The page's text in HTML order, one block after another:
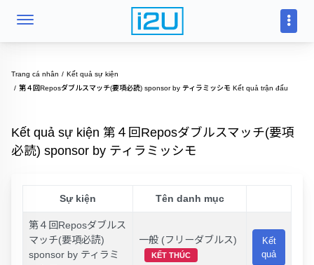
Trang cá nhân
Kết quả sự kiện
第４回Reposダブルスマッチ(要項必読) sponsor by ティラミッシモ Kết quả trận đấu
Kết quả sự kiện 第４回Reposダブルスマッチ(要項
必読) sponsor by ティラミッシモ
Sự kiện Tên danh mục
第４回Reposダブルス
マッチ(要項必読)
sponsor by ティラミ
一般 (フリーダブルス)
KẾT THÚC
Kết
quả